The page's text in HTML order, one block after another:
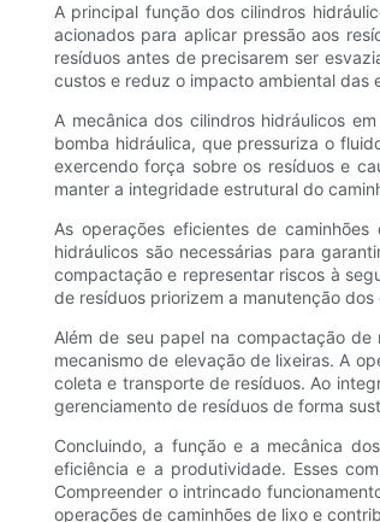
A principal função dos cilindros
acionados para aplicar pressão aos
resíduos antes de precisarem ser
custos e reduz o impacto ambiental das
A mecânica dos cilindros hidráulicos
bomba hidráulica, que pressuriza o
exercendo força sobre os resíduos e
manter a integridade estrutural do
As operações eficientes de
hidráulicos são necessárias para
compactação e representar riscos à
de resíduos priorizem a manutenção
Além de seu papel na compactação
mecanismo de elevação de lixeiras. A
coleta e transporte de resíduos. Ao
gerenciamento de resíduos de forma
Concluindo, a função e a mecânica
eficiência e a produtividade. Esses
Compreender o intrincado
operações de caminhões de lixo e